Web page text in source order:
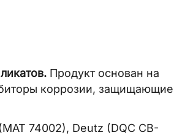
Продукт основан на
коррозии, защищающие
74002), Deutz (DQC CB-